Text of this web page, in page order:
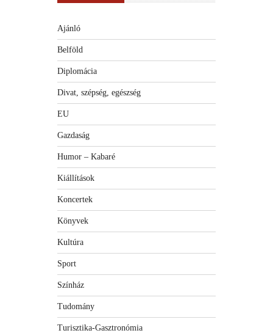
Ajánló
Belföld
Diplomácia
Divat, szépség, egészség
EU
Gazdaság
Humor – Kabaré
Kiállítások
Koncertek
Könyvek
Kultúra
Sport
Színház
Tudomány
Turisztika-Gasztronómia